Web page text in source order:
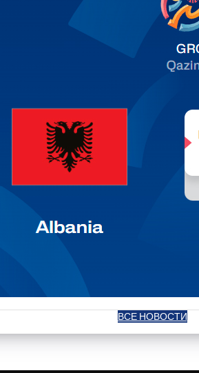
КалендарьТаблица Выберите
Читать далее
ВСЕ НОВОСТИ